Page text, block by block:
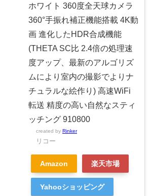
ホワイト 360度全天球カメラ
360°手振れ補正機能搭載 4K動
画 進化したHDR合成機能
(THETA SC比 2.4倍の処理速
度アップ、最新のアルゴリズ
ムにより室内の撮影でよりナ
チュラルな絵作り) 高速WiFi
転送 精度の高い自然なスティ
ッチング 910800
created by Rinker
リコー
Amazon 楽天市場
Yahooショッピング